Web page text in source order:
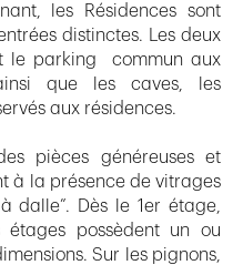
les Résidences sont
distinctes. Les deux
le parking commun aux
que les caves, les
aux résidences.
pièces généreuses et
à la présence de vitrages
dalle”. Dès le 1er étage,
possèdent un ou
Sur les pignons,